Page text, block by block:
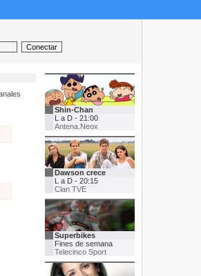
Shin-Chan
L a D - 21:00
Antena.Neox
Dawson crece
L a D - 20:15
Clan TVE
Superbikes
Fines de semana
Telecinco Sport